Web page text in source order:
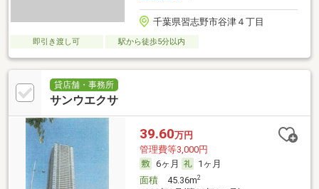
千葉県習志野市谷津４丁目
即引き渡し可 駅から徒歩5分以内
貸店舗・事務所
サンウエクサ
39.60万円
管理費等3,000円
6ヶ月
1ヶ月
面積45.36m2